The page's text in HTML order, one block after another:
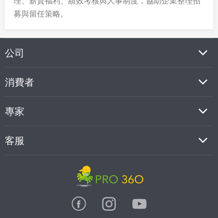
募與留任策略。
公司
消費者
專家
客服